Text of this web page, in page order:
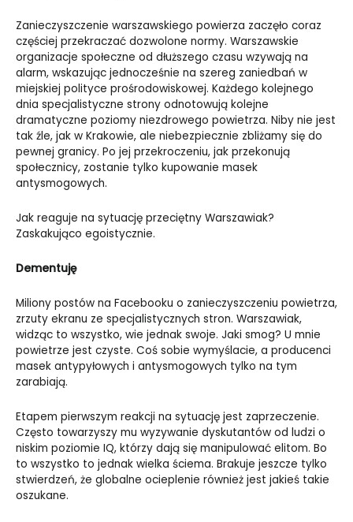
Zanieczyszczenie warszawskiego powierza zaczęło coraz
częściej przekraczać dozwolone normy. Warszawskie
organizacje społeczne od dłuższego czasu wzywają na
alarm, wskazując jednocześnie na szereg zaniedbań w
miejskiej polityce prośrodowiskowej. Każdego kolejnego
dnia specjalistyczne strony odnotowują kolejne
dramatyczne poziomy niezdrowego powietrza. Niby nie jest
tak źle, jak w Krakowie, ale niebezpiecznie zbliżamy się do
pewnej granicy. Po jej przekroczeniu, jak przekonują
społecznicy, zostanie tylko kupowanie masek
antysmogowych.
Jak reaguje na sytuację przeciętny Warszawiak?
Zaskakująco egoistycznie.
Dementuję
Miliony postów na Facebooku o zanieczyszczeniu powietrza,
zrzuty ekranu ze specjalistycznych stron. Warszawiak,
widząc to wszystko, wie jednak swoje. Jaki smog? U mnie
powietrze jest czyste. Coś sobie wymyślacie, a producenci
masek antypyłowych i antysmogowych tylko na tym
zarabiają.
Etapem pierwszym reakcji na sytuację jest zaprzeczenie.
Często towarzyszy mu wyzywanie dyskutantów od ludzi o
niskim poziomie IQ, którzy dają się manipulować elitom. Bo
to wszystko to jednak wielka ściema. Brakuje jeszcze tylko
stwierdzeń, że globalne ocieplenie również jest jakieś takie
oszukane.